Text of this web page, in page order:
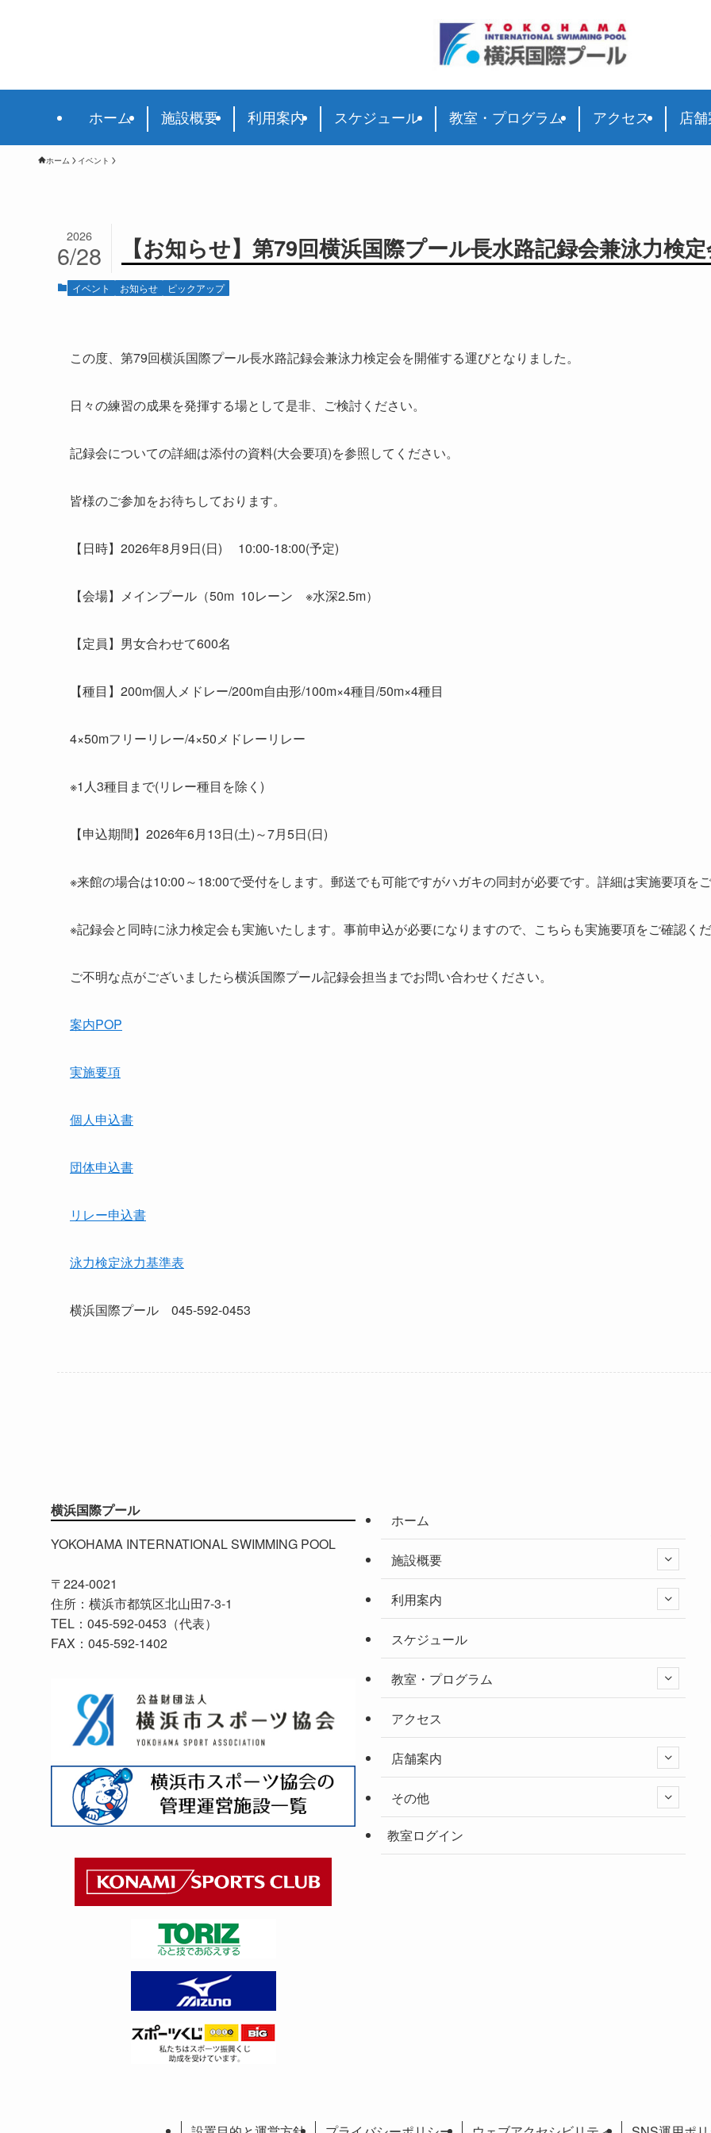
ホーム 施設概要 利用案内 スケジュール 教室・プログラム アクセス 店
ホーム イベント
【お知らせ】第79回横浜国際プール長水路記録会兼泳力検
2026
6/28
イベント お知らせ ピックアップ
この度、第79回横浜国際プール長水路記録会兼泳力検定会を開催する運びとなりました。
日々の練習の成果を発揮する場として是非、ご検討ください。
記録会についての詳細は添付の資料(大会要項)を参照してください。
皆様のご参加をお待ちしております。
【日時】2026年8月9日(日) 10:00-18:00(予定)
【会場】メインプール（50m 10レーン ※水深2.5m）
【定員】男女合わせて600名
【種目】200m個人メドレー/200m自由形/100m×4種目/50m×4種目
4×50mフリーリレー/4×50メドレーリレー
※1人3種目まで(リレー種目を除く)
【申込期間】2026年6月13日(土)～7月5日(日)
※来館の場合は10:00～18:00で受付をします。郵送でも可能ですがハガキの同封が必要です。詳細は実施要項を
※記録会と同時に泳力検定会も実施いたします。事前申込が必要になりますので、こちらも実施要項をご確認くだ
ご不明な点がございましたら横浜国際プール記録会担当までお問い合わせください。
案内POP
実施要項
個人申込書
団体申込書
リレー申込書
泳力検定泳力基準表
横浜国際プール 045-592-0453
横浜国際プール
YOKOHAMA INTERNATIONAL SWIMMING POOL
〒224-0021
住所：横浜市都筑区北山田7-3-1
TEL：045-592-0453（代表）
FAX：045-592-1402
ホーム
施設概要
利用案内
スケジュール
教室・プログラム
アクセス
店舗案内
その他
教室ログイン